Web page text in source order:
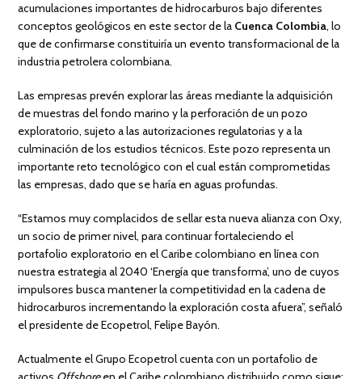
acumulaciones importantes de hidrocarburos bajo diferentes
conceptos geológicos en este sector de la Cuenca Colombia, lo
que de confirmarse constituiría un evento transformacional de la
industria petrolera colombiana.
Las empresas prevén explorar las áreas mediante la adquisición
de muestras del fondo marino y la perforación de un pozo
exploratorio, sujeto a las autorizaciones regulatorias y a la
culminación de los estudios técnicos. Este pozo representa un
importante reto tecnológico con el cual están comprometidas
las empresas, dado que se haría en aguas profundas.
“Estamos muy complacidos de sellar esta nueva alianza con Oxy,
un socio de primer nivel, para continuar fortaleciendo el
portafolio exploratorio en el Caribe colombiano en línea con
nuestra estrategia al 2040 ‘Energía que transforma’, uno de cuyos
impulsores busca mantener la competitividad en la cadena de
hidrocarburos incrementando la exploración costa afuera”, señaló
el presidente de Ecopetrol, Felipe Bayón.
Actualmente el Grupo Ecopetrol cuenta con un portafolio de